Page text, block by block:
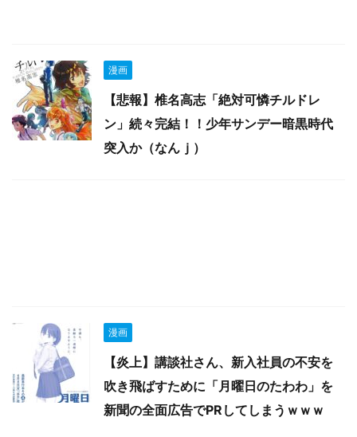
漫画
【悲報】椎名高志「絶対可憐チルドレ
ン」続々完結！！少年サンデー暗黒時代
突入か（なんｊ）
漫画
【炎上】講談社さん、新入社員の不安を
吹き飛ばすために「月曜日のたわわ」を
新聞の全面広告でPRしてしまうｗｗｗ